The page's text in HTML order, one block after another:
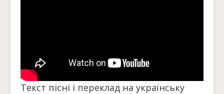
Текст пісні і переклад на українську